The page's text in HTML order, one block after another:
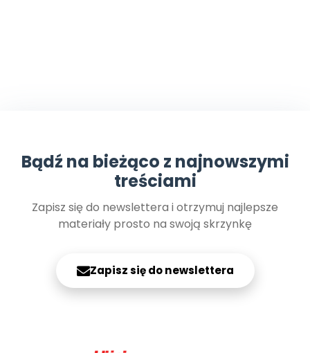
Bądź na bieżąco z najnowszymi
treściami
Zapisz się do newslettera i otrzymuj najlepsze
materiały prosto na swoją skrzynkę
Zapisz się do newslettera